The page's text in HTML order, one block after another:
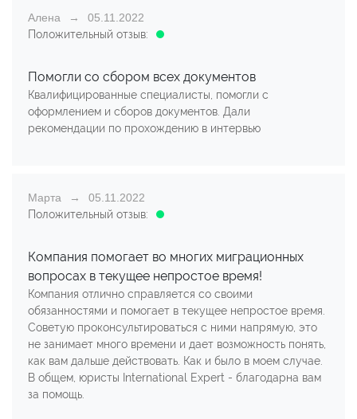
Алена
05.11.2022
Положительный отзыв:
Помогли со сбором всех документов
Квалифицированные специалисты, помогли с
оформлением и сборов документов. Дали
рекомендации по прохождению в интервью
Марта
05.11.2022
Положительный отзыв:
Компания помогает во многих миграционных
вопросах в текущее непростое время!
Компания отлично справляется со своими
обязанностями и помогает в текущее непростое время.
Советую проконсультироваться с ними напрямую, это
не занимает много времени и дает возможность понять,
как вам дальше действовать. Как и было в моем случае.
В общем, юристы International Expert - благодарна вам
за помощь.